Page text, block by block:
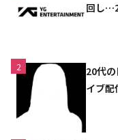
回し
2
20代
イブ